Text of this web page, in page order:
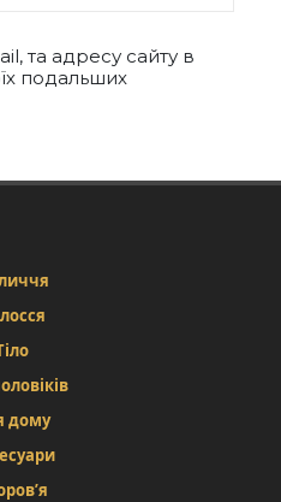
та адресу сайту в
подальших
дому